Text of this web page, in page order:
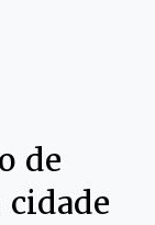
de